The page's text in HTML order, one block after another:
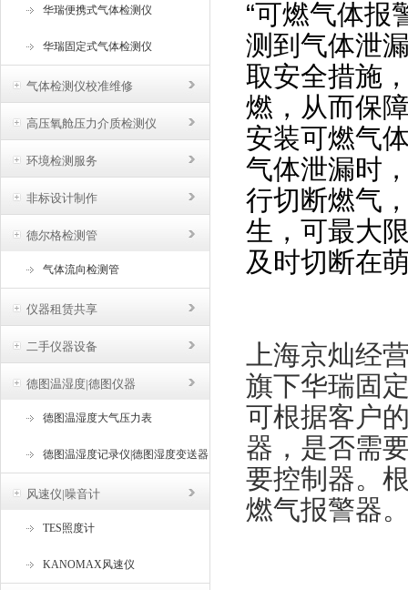
华瑞便携式气体检测仪
华瑞固定式气体检测仪
气体检测仪校准维修
高压氧舱压力介质检测仪
环境检测服务
非标设计制作
德尔格检测管
气体流向检测管
仪器租赁共享
二手仪器设备
德图温湿度|德图仪器
德图温湿度大气压力表
德图温湿度记录仪|德图湿度变送器
风速仪|噪音计
TES照度计
KANOMAX风速仪
“可燃气体报
测到气体泄
取安全措施
燃，从而保
安装可燃气
气体泄漏时
行切断燃气
生，可最大
及时切断在
上海京灿经
旗下华瑞固
可根据客户
器，是否需
要控制器。
燃气报警器